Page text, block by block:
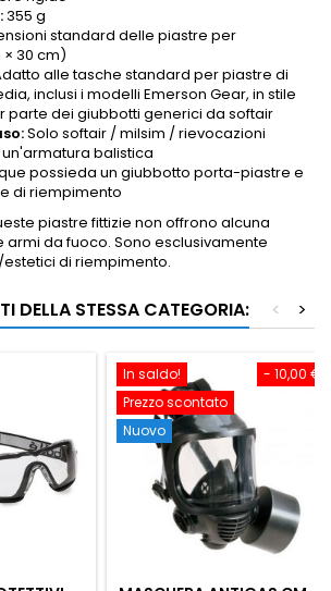
355 g
standard delle piastre per
30 cm)
alle tasche standard per piastre di
inclusi i modelli Emerson Gear, in stile
parte dei giubbotti generici da softair
Solo softair / milsim / rievocazioni
balistica
possieda un giubbotto porta-piastre e
di riempimento
piastre fittizie non offrono alcuna
da fuoco. Sono esclusivamente
di riempimento.
DELLA STESSA CATEGORIA: >
<
- 10,00 €
In saldo!
Prezzo scontato
Nuovo